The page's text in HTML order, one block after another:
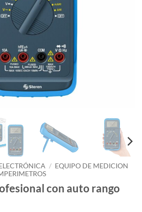
/ EQUIPO DE MEDICION
con auto rango